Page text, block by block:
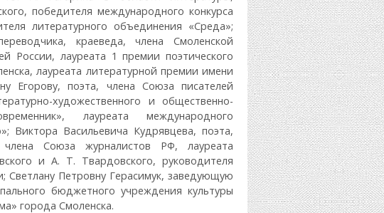
победителя международного конкурса
литературного объединения «Среда»;
краеведа, члена Смоленской
России, лауреата 1 премии поэтического
лауреата литературной премии имени
Егорову, поэта, члена Союза писателей
художественного и общественно-
лауреата международного
Виктора Васильевича Кудрявцева, поэта,
Союза журналистов РФ, лауреата
и А. Т. Твардовского, руководителя
Светлану Петровну Герасимук, заведующую
бюджетного учреждения культуры
города Смоленска.